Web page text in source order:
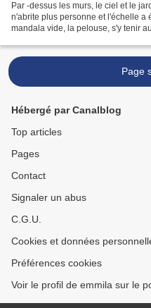
Par -dessus les murs, le ciel et le
n'abrite plus personne et l'échelle a
mandala vide, la pelouse, s'y tenir
Page
Hébergé par Canalblog
Top articles
Pages
Contact
Signaler un abus
C.G.U.
Cookies et données
Préférences cookies
Voir le profil de emmila sur le